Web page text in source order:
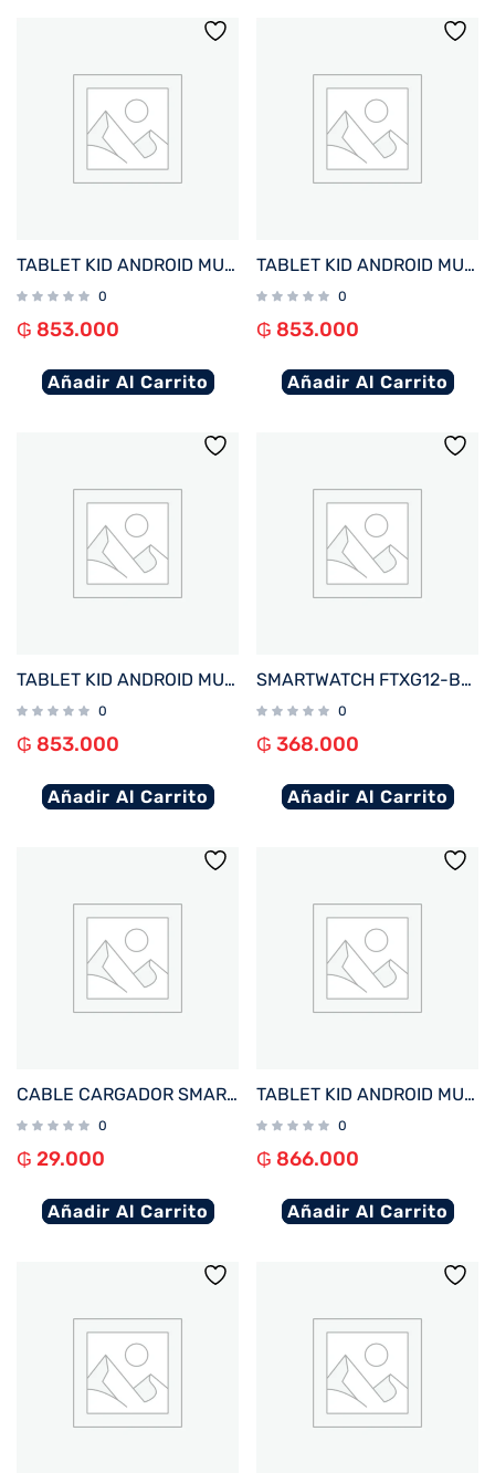
TABLET KID ANDROID MULTILASER NB421 QC/64GB/4G/7″/AZUL PAW PATROL CHASE DISNEY
0
₲ 853.000
Añadir Al Carrito
TABLET KID ANDROID MULTILASER NB418 QC/64GB/4G/7″/ROSA PRINCESAS DISNEY
0
₲ 853.000
Añadir Al Carrito
TABLET KID ANDROID MULTILASER NB413 QC/64GB/4G/7″/NEGRO MICKEY DISNEY
0
₲ 853.000
Añadir Al Carrito
SMARTWATCH FTXG12-BB 48MM NEGRO ANDROID/IOS/IA/BT/FREC. CARD/NOTIFICACIONES
0
₲ 368.000
Añadir Al Carrito
CABLE CARGADOR SMARTWATCH FTX WIRELESS BLANCO PARA A10P/ A9C/ AM15/ AM12/ AM32/ F25/ F39P
0
₲ 29.000
Añadir Al Carrito
TABLET KID ANDROID MULTILASER NB625 QC/64GB/4G/7″/AZUL AVENGERS DISNEY
0
₲ 866.000
Añadir Al Carrito